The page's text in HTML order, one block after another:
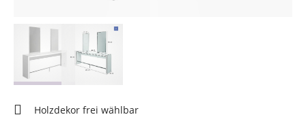
Holzdekor frei wählbar